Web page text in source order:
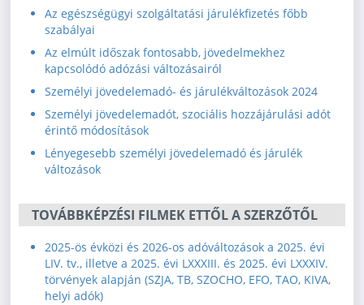
Az egészségügyi szolgáltatási járulékfizetés főbb
szabályai
Az elmúlt időszak fontosabb, jövedelmekhez
kapcsolódó adózási változásairól
Személyi jövedelemadó- és járulékváltozások 2024
Személyi jövedelemadót, szociális hozzájárulási adót
érintő módosítások
Lényegesebb személyi jövedelemadó és járulék
változások
TOVÁBBKÉPZÉSI FILMEK ETTŐL A SZERZŐTŐL
2025-ös évközi és 2026-os adóváltozások a 2025. évi
LIV. tv., illetve a 2025. évi LXXXIII. és 2025. évi LXXXIV.
törvények alapján (SZJA, TB, SZOCHO, EFO, TAO, KIVA,
helyi adók)